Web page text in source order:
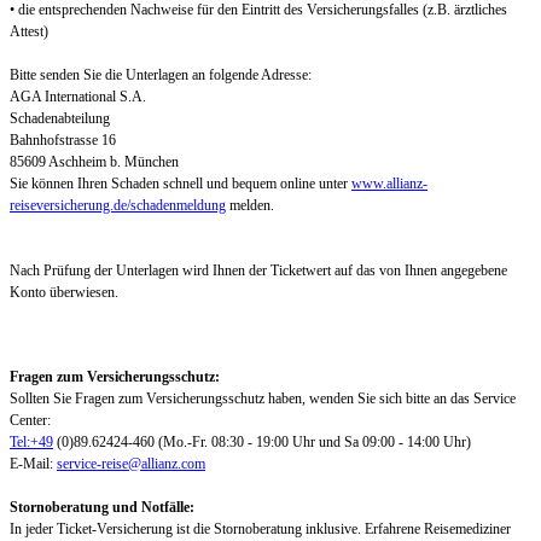
• die entsprechenden Nachweise für den Eintritt des Versicherungsfalles (z.B. ärztliches
Attest)
Bitte senden Sie die Unterlagen an folgende Adresse:
AGA International S.A.
Schadenabteilung
Bahnhofstrasse 16
85609 Aschheim b. München
Sie können Ihren Schaden schnell und bequem online unter www.allianz-
reiseversicherung.de/schadenmeldung melden.
Nach Prüfung der Unterlagen wird Ihnen der Ticketwert auf das von Ihnen angegebene
Konto überwiesen.
Fragen zum Versicherungsschutz:
Sollten Sie Fragen zum Versicherungsschutz haben, wenden Sie sich bitte an das Service
Center:
Tel:+49 (0)89.62424-460 (Mo.-Fr. 08:30 - 19:00 Uhr und Sa 09:00 - 14:00 Uhr)
E-Mail: service-reise@allianz.com
Stornoberatung und Notfälle:
In jeder Ticket-Versicherung ist die Stornoberatung inklusive. Erfahrene Reisemediziner